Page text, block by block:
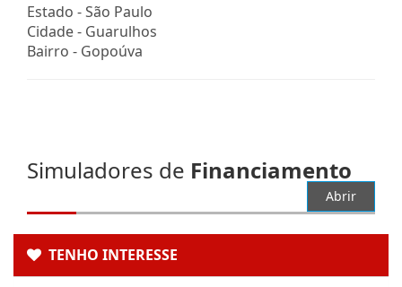
Estado -São Paulo
Cidade - Guarulhos
Bairro - Gopoúva
Simuladores de Financiamento
Abrir
TENHO INTERESSE